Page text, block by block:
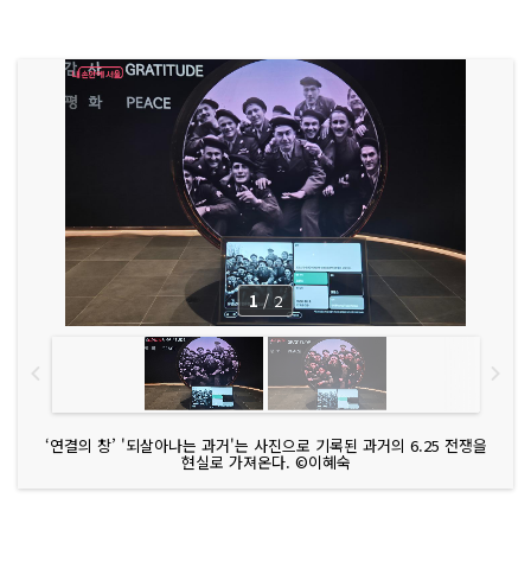
‘연결의 창’ '되살아나는 과거'는 사진으로 기록된 과거의 6.25 전쟁을
현실로 가져온다. ©이혜숙
1 / 2